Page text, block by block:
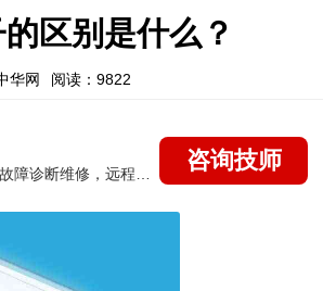
区别是什么？
华网 阅读：9822
咨询技师